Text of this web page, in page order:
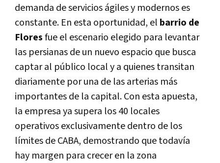
demanda de servicios ágiles y modernos es
constante. En esta oportunidad, el barrio de
Floresfue el escenario elegido para levantar
las persianas de un nuevo espacio que busca
captar al público local y a quienes transitan
diariamente por una de las arterias más
importantes de la capital. Con esta apuesta,
la empresa ya supera los 40 locales
operativos exclusivamente dentro de los
límites de CABA, demostrando que todavía
hay margen para crecer en la zona